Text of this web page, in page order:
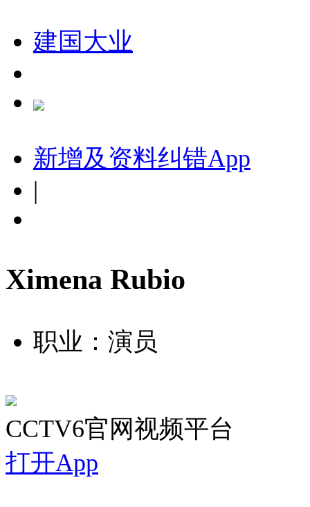
建国大业
新增及资料纠错App
|
Ximena Rubio
职业：演员
CCTV6官网视频平台
打开App